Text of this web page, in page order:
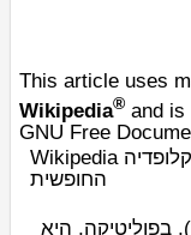
This article uses
Wikipedia® and is
GNU Free
Wikipedia ויקיפדיה העברית-האנציקלופדיה
החופשית
בפוליטיקה, היא